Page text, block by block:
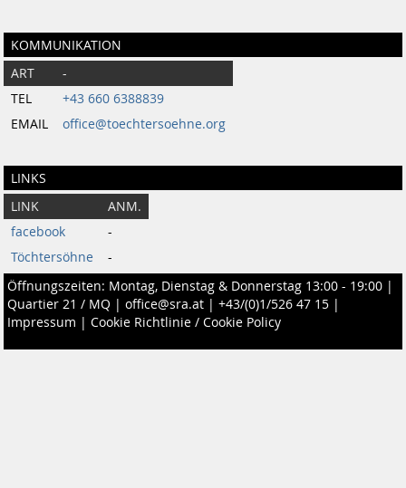
KOMMUNIKATION
ART
-
TEL
+43 660 6388839
EMAIL
office@toechtersoehne.org
LINKS
LINK
ANM.
facebook
-
Töchtersöhne
-
Öffnungszeiten: Montag, Dienstag & Donnerstag 13:00 - 19:00 |
Quartier 21 / MQ | office@sra.at | +43/(0)1/526 47 15 |
Impressum | Cookie Richtlinie / Cookie Policy